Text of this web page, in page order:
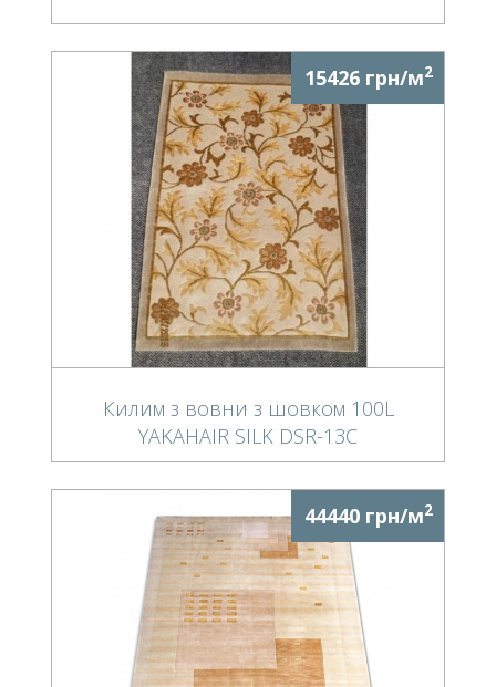
15426 грн/м2
Килим з вовни з шовком 100L
YAKAHAIR SILK DSR-13C
44440 грн/м2